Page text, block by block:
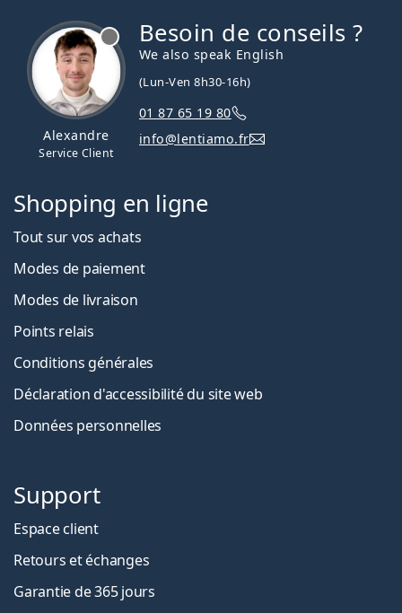
Alexandre
Service Client
Besoin de conseils ?
We also speak English
(Lun-Ven 8h30-16h)
01 87 65 19 80
info@lentiamo.fr
Shopping en ligne
Tout sur vos achats
Modes de paiement
Modes de livraison
Points relais
Conditions générales
Déclaration d'accessibilité du site web
Données personnelles
Support
Espace client
Retours et échanges
Garantie de 365 jours